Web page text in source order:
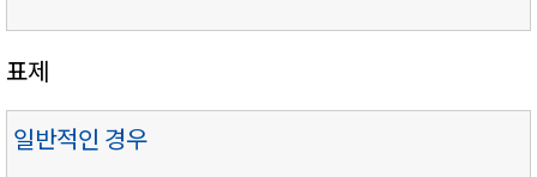
표제
일반적인 경우